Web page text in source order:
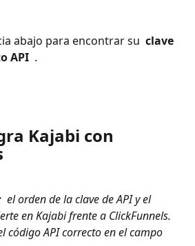
abajo para encontrar su clave
API .
Kajabi con
el orden de la clave de API y el
en Kajabi frente a ClickFunnels.
código API correcto en el campo